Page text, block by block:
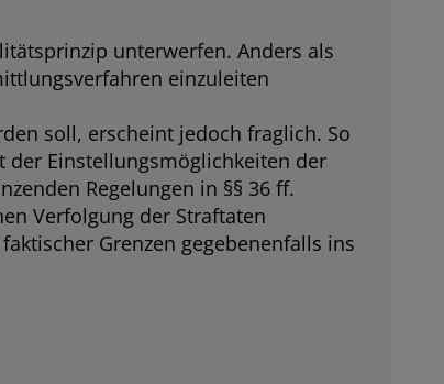
unterwerfen. Anders als
einzuleiten
soll, erscheint jedoch fraglich. So
der Einstellungsmöglichkeiten der
Regelungen in §§ 36 ff.
Verfolgung der Straftaten
Grenzen gegebenenfalls ins